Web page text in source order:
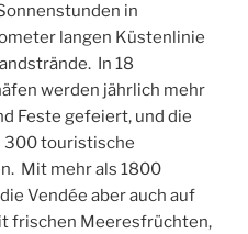
in
langen Küstenlinie
In 18
werden jährlich mehr
Feste gefeiert, und die
300 touristische
Mit mehr als 1800
Vendée aber auch auf
frischen Meeresfrüchten,